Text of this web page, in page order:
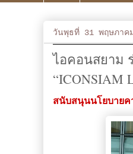
วันพุธที่ 31 พฤษภา
ไอคอนสยาม
“ICONSIAM
สนับสนุนนโยบาย